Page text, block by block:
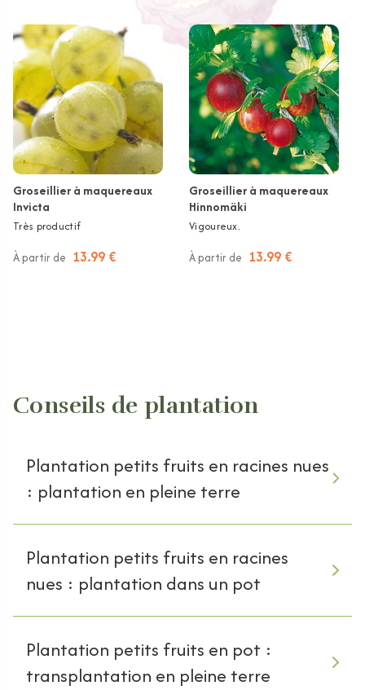
Groseillier à maquereaux
Invicta
Très productif
À partir de 13.99 €
Groseillier à maquereaux
Hinnomäki
Vigoureux.
À partir de 13.99 €
Conseils de plantation
Plantation petits fruits en racines nues
: plantation en pleine terre
Plantation petits fruits en racines
nues : plantation dans un pot
Plantation petits fruits en pot :
transplantation en pleine terre